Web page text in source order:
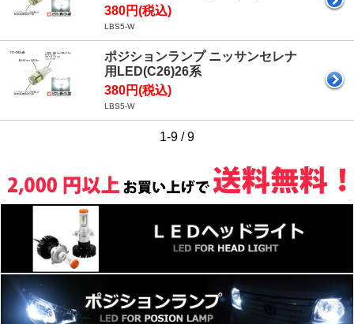
380円(税込)
LBS5-W
ポジションランプ ニッサンセレナ
用LED(C26)26系
380円(税込)
LBS5-W
1-9 / 9